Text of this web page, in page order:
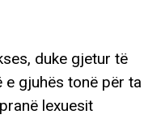
duke gjetur të
gjuhës tonë për ta
lexuesit